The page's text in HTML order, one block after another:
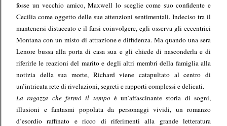
fosse un vecchio amico, Maxwell lo sceglie come suo confidente e
Cecilia come oggetto delle sue attenzioni sentimentali. Indeciso tra il
mantenersi distaccato e il farsi coinvolgere, egli osserva gli eccentrici
Montana con un misto di attrazione e diffidenza. Ma quando una sera
Lenore bussa alla porta di casa sua e gli chiede di nasconderla e di
riferirle le reazioni del marito e degli altri membri della famiglia alla
notizia della sua morte, Richard viene catapultato al centro di
un’intricata rete di rivelazioni, segreti e rapporti complessi e delicati.
La ragazza che fermò il tempoè un’affascinante storia di sogni,
illusioni e fantasmi popolata da personaggi vividi, un romanzo
d’esordio raffinato e ricco di riferimenti alla grande letteratura